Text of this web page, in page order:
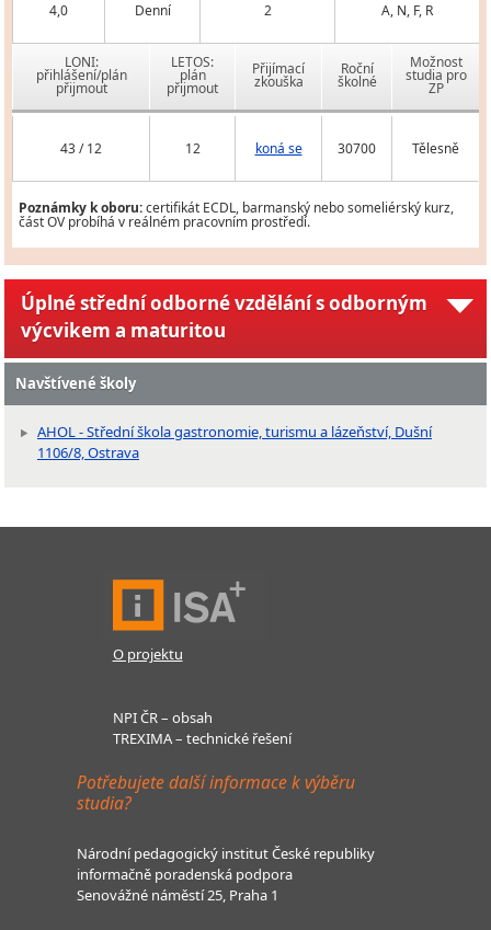
4,0 Denní 2 A, N, F, R
LONI:
přihlášení/plán
přijmout
LETOS:
plán
přijmout
Přijímací
zkouška
Roční
školné
Možnost
studia pro
ZP
43 / 12 12 koná se 30700 Tělesně
Poznámky k oboru:certifikát ECDL, barmanský nebo someliérský kurz,
část OV probíhá v reálném pracovním prostředí.
Úplné střední odborné vzdělání s odborným
výcvikem a maturitou
Navštívené školy
AHOL - Střední škola gastronomie, turismu a lázeňství, Dušní
1106/8, Ostrava
O projektu
NPI ČR – obsah
TREXIMA – technické řešení
Potřebujete další informace k výběru
studia?
Národní pedagogický institut České republiky
informačně poradenská podpora
Senovážné náměstí 25, Praha 1